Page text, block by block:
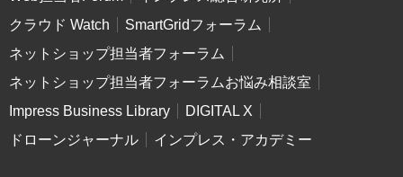
クラウド Watch
SmartGridフォーラム
ネットショップ担当者フォーラム
ネットショップ担当者フォーラムお悩み相談室
Impress Business Library
DIGITAL X
ドローンジャーナル
インプレス・アカデミー